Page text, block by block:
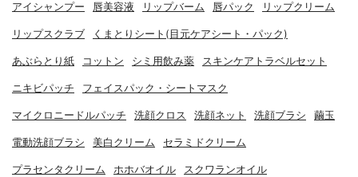
アイシャンプー 唇美容液 リップバーム 唇パック リップクリーム
リップスクラブ くまとりシート(目元ケアシート・パック)
あぶらとり紙 コットン シミ用飲み薬 スキンケアトラベルセット
ニキビパッチ フェイスパック・シートマスク
マイクロニードルパッチ 洗顔クロス 洗顔ネット 洗顔ブラシ 繭玉
電動洗顔ブラシ 美白クリーム セラミドクリーム
プラセンタクリーム ホホバオイル スクワランオイル